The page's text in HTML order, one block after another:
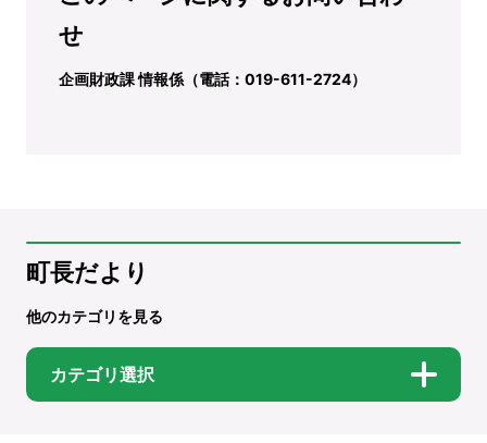
せ
企画財政課 情報係（電話：019-611-2724）
町長だより
他のカテゴリを見る
カテゴリ選択